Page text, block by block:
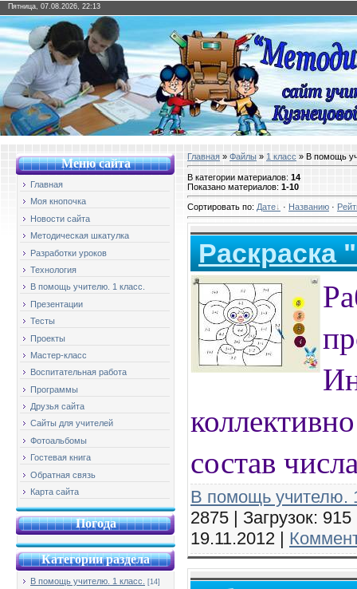
Пятница, 07.08.2026, 22:13
Меню сайта
Главная
Моя кнопочка
Новости сайта
Методическая шкатулка
Разработки уроков
Технология
В помощь учителю. 1 класс.
Презентации
Тесты
Проекты
Мастер-класс
Воспитательная работа
Программы
Друзья сайта
Сайты для учителей
Фотоальбомы
Гостевая книга
Обратная связь
Карта сайта
Погода
Категории раздела
В помощь учителю. 1 класс. [14]
Главная » Файлы » 1 класс » В помощь
В категории материалов: 14
Показано материалов: 1-10
Сортировать по: Дате · Названию ·
Раскраска
состав
В помощь учителю.
2875 | Загрузок:
19.11.2012 |